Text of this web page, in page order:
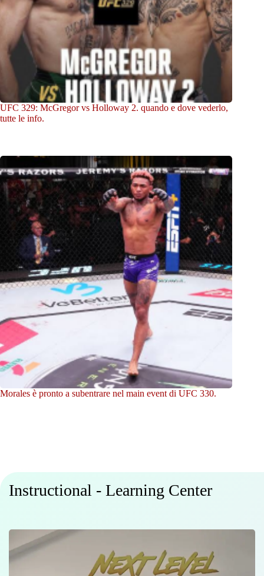
UFC 329: McGregor vs Holloway 2. quando e dove vederlo,
tutte le info.
Morales è pronto a subentrare nel main event di UFC 330.
Instructional - Learning Center